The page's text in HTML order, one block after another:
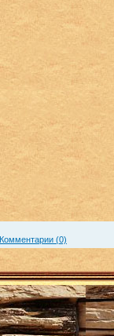
Комментарии (0)